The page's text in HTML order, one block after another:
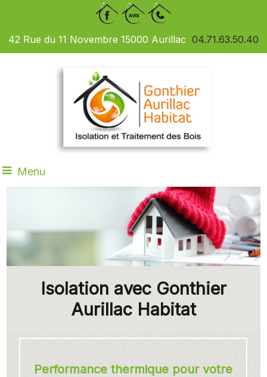
42 Rue du 11 Novembre 15000 Aurillac 04.71.63.50.40
Menu
Isolation avec Gonthier
Aurillac Habitat
Performance thermique pour votre